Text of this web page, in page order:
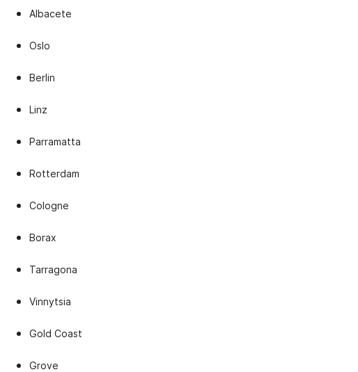
Albacete
Oslo
Berlin
Linz
Parramatta
Rotterdam
Cologne
Borax
Tarragona
Vinnytsia
Gold Coast
Grove